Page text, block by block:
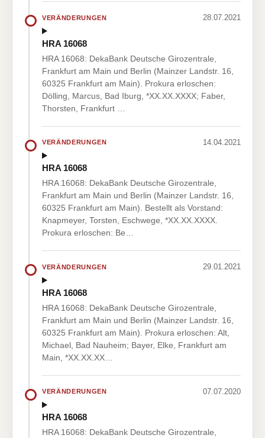
VERÄNDERUNGEN 28.07.2021
HRA 16068
HRA 16068: DekaBank Deutsche Girozentrale,
Frankfurt am Main und Berlin (Mainzer Landstr. 16,
60325 Frankfurt am Main). Prokura erloschen:
Dölling, Marcus, Bad Iburg, *XX.XX.XXXX; Faber,
Thorsten, Frankfurt …
VERÄNDERUNGEN 14.04.2021
HRA 16068
HRA 16068: DekaBank Deutsche Girozentrale,
Frankfurt am Main und Berlin (Mainzer Landstr. 16,
60325 Frankfurt am Main). Bestellt als Vorstand:
Knapmeyer, Torsten, Eschwege, *XX.XX.XXXX.
Prokura erloschen: Be…
VERÄNDERUNGEN 29.01.2021
HRA 16068
HRA 16068: DekaBank Deutsche Girozentrale,
Frankfurt am Main und Berlin (Mainzer Landstr. 16,
60325 Frankfurt am Main). Prokura erloschen: Alt,
Michael, Bad Nauheim; Bayer, Elke, Frankfurt am
Main, *XX.XX.XX…
VERÄNDERUNGEN 07.07.2020
HRA 16068
HRA 16068: DekaBank Deutsche Girozentrale,